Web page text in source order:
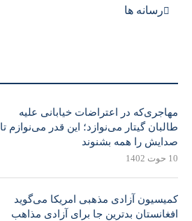
رسانه ها
مهاجری‌که در اعتراضات خیابانی علیه
طالبان گیتار می‌نوازد؛ این قدر می‌نوازم تا
صدایش را همه بشنوند
10 حوت 1402
کمیسیون آزادی مذهبی امریکا می‌گوید
افغانستان بدترین جا برای آزادی مذاهب